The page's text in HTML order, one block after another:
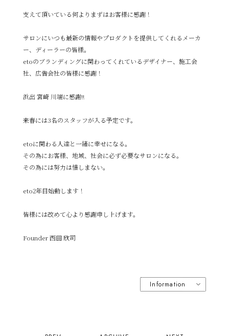
支えて頂いている何よりまずはお客様に感謝！
サロンにいつも最新の情報やプロダクトを提供してくれるメーカ
ー、ディーラーの皆様。
etoのブランディングに関わってくれているデザイナー、施工会
社、広告会社の皆様に感謝！
浜出 宮崎 川端に感謝‼︎
来春には3名のスタッフが入る予定です。
etoに関わる人達と一緒に幸せになる。
その為にお客様、地域、社会に必ず必要なサロンになる。
その為には努力は惜しまない。
eto2年目始動します！
皆様には改めて心より感謝申し上げます。
Founder 西田 欣司